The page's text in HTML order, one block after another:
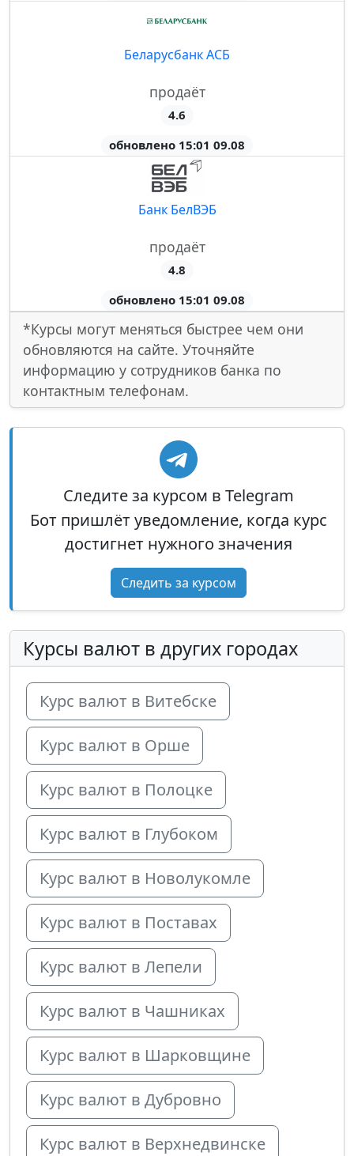
Беларусбанк АСБ
продаёт
4.6
обновлено 15:01 09.08
Банк БелВЭБ
продаёт
4.8
обновлено 15:01 09.08
*Курсы могут меняться быстрее чем они
обновляются на сайте. Уточняйте
информацию у сотрудников банка по
контактным телефонам.
Следите за курсом в Telegram
Бот пришлёт уведомление, когда курс
достигнет нужного значения
Следить за курсом
Курсы валют в других городах
Курс валют в Витебске
Курс валют в Орше
Курс валют в Полоцке
Курс валют в Глубоком
Курс валют в Новолукомле
Курс валют в Поставах
Курс валют в Лепели
Курс валют в Чашниках
Курс валют в Шарковщине
Курс валют в Дубровно
Курс валют в Верхнедвинске